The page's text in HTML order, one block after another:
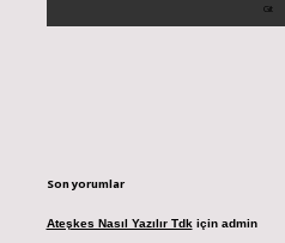
Son yorumlar
Ateşkes Nasıl Yazılır Tdk için admin